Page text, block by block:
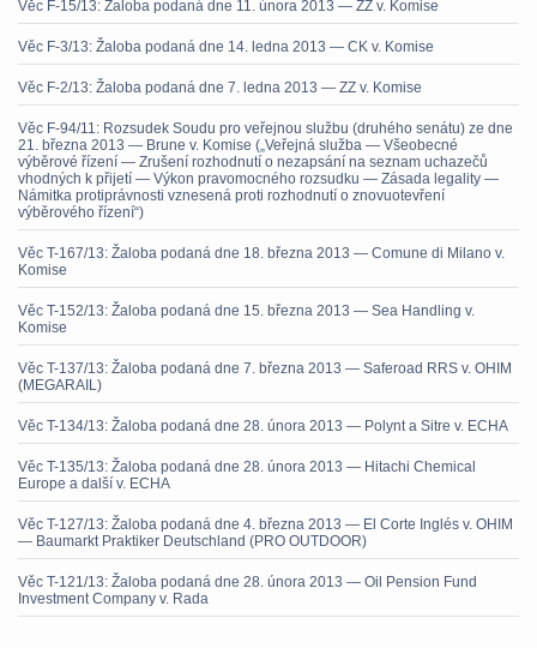
Věc F-15/13: Žaloba podaná dne 11. února 2013 — ZZ v. Komise
Věc F-3/13: Žaloba podaná dne 14. ledna 2013 — CK v. Komise
Věc F-2/13: Žaloba podaná dne 7. ledna 2013 — ZZ v. Komise
Věc F-94/11: Rozsudek Soudu pro veřejnou službu (druhého senátu) ze dne
21. března 2013 — Brune v. Komise („Veřejná služba — Všeobecné
výběrové řízení — Zrušení rozhodnutí o nezapsání na seznam uchazečů
vhodných k přijetí — Výkon pravomocného rozsudku — Zásada legality —
Námitka protiprávnosti vznesená proti rozhodnutí o znovuotevření
výběrového řízení“)
Věc T-167/13: Žaloba podaná dne 18. března 2013 — Comune di Milano v.
Komise
Věc T-152/13: Žaloba podaná dne 15. března 2013 — Sea Handling v.
Komise
Věc T-137/13: Žaloba podaná dne 7. března 2013 — Saferoad RRS v. OHIM
(MEGARAIL)
Věc T-134/13: Žaloba podaná dne 28. února 2013 — Polynt a Sitre v. ECHA
Věc T-135/13: Žaloba podaná dne 28. února 2013 — Hitachi Chemical
Europe a další v. ECHA
Věc T-127/13: Žaloba podaná dne 4. března 2013 — El Corte Inglés v. OHIM
— Baumarkt Praktiker Deutschland (PRO OUTDOOR)
Věc T-121/13: Žaloba podaná dne 28. února 2013 — Oil Pension Fund
Investment Company v. Rada